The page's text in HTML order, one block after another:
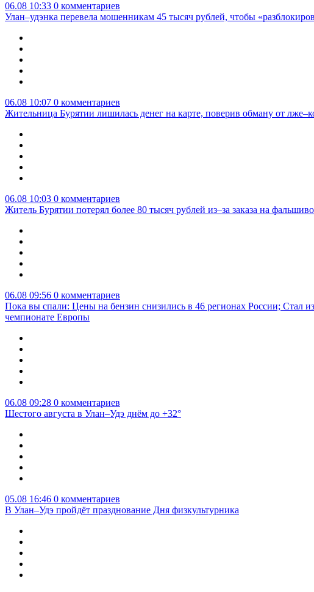
06.08 10:33 0 комментариев
Улан–удэнка перевела мошенникам 45 тысяч рублей, чтобы
06.08 10:07 0 комментариев
Жительница Бурятии лишилась денег на карте, поверив обману от
06.08 10:03 0 комментариев
Житель Бурятии потерял более 80 тысяч рублей из–за заказа на
06.08 09:56 0 комментариев
Пока вы спали: Цены на бензин снизились в 46 регионах России; Стал
чемпионате Европы
06.08 09:28 0 комментариев
Шестого августа в Улан–Удэ днём до +32°
05.08 16:46 0 комментариев
В Улан–Удэ пройдёт празднование Дня физкультурника